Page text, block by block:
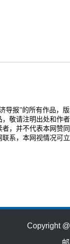
导报”的所有作品，
敬请注明出处和作
，并不代表本网赞
系，本网视情况可
Copyright